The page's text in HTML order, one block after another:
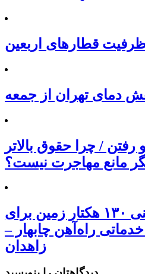
دمای تهران از جمعه
/ چرا حقوق بالاتر
مانع مهاجرت نیست؟
پیش‌بینی ۱۳۰ هکتار زمین برای
راه‌آهن چابهار –
زاهدان